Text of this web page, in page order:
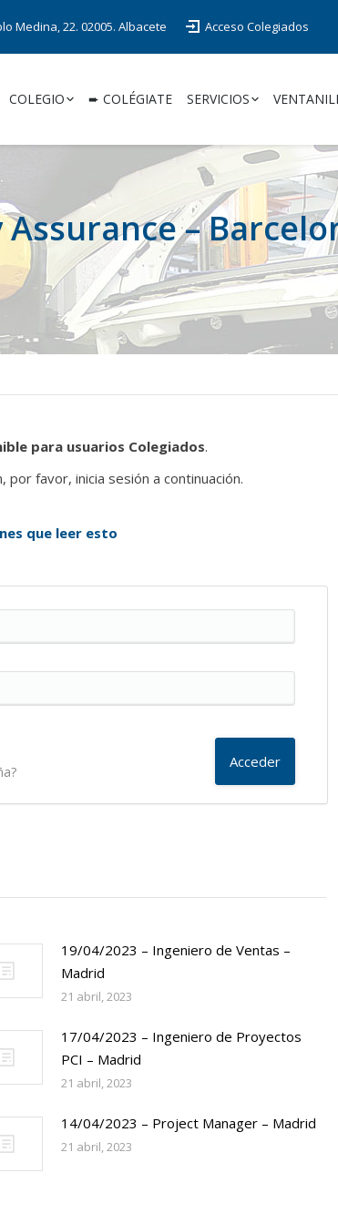
Medina, 22. 02005. Albacete Acceso Colegiados
COLEGIO ➨ COLÉGIATE SERVICIOS
–
para usuarios Colegiados.
favor, inicia sesión a continuación.
que leer esto
19/04/2023 – Ingeniero de Ventas –
Madrid
21 abril, 2023
17/04/2023 – Ingeniero de Proyectos
PCI – Madrid
21 abril, 2023
14/04/2023 – Project Manager – Madrid
21 abril, 2023